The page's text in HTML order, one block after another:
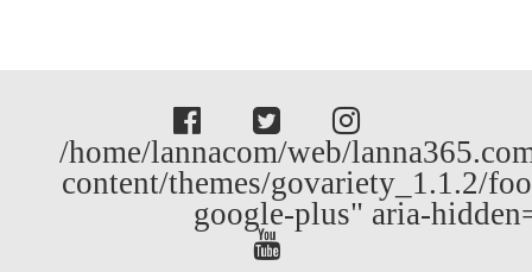
/home/lannacom/web/
content/themes/govariety_1.1.2/
google-plus" aria-